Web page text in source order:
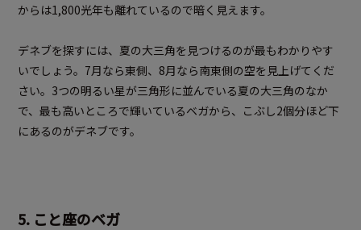
からは1,800光年も離れているので暗く見えます。
デネブを探すには、夏の大三角を見つけるのが最もわかりやす
いでしょう。7月なら東側、8月なら南東側の空を見上げてくだ
さい。3つの明るい星が三角形に並んでいる夏の大三角のなか
で、最も高いところで輝いているベガから、こぶし2個分ほど下
にあるのがデネブです。
5. こと座のベガ